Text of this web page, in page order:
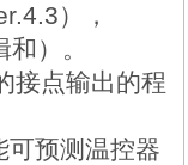
），
）。
接点输出的程
可预测温控器